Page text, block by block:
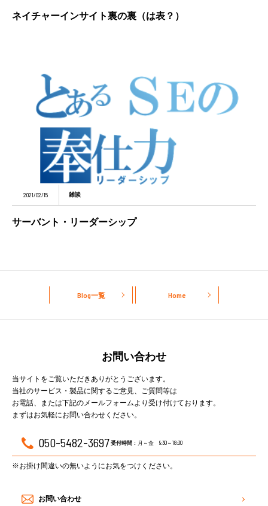
ネイチャーインサイト裏の裏（は表？）
2021/02/15 雑談
サーバント・リーダーシップ
Blog一覧 Home
お問い合わせ
当サイトをご覧いただきありがとうございます。
当社のサービス・製品に関するご意見、ご質問等は
お電話、または下記のメールフォームより受け付けております。
まずはお気軽にお問い合わせください。
050-5482-3697 受付時間 : 月～金 9:30～18:30
※お掛け間違いの無いようにお気をつけください。
お問い合わせ